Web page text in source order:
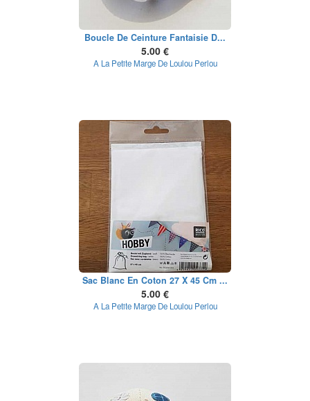
Boucle De Ceinture Fantaisie D...
5.00 €
A La Petite Marge De Loulou Perlou
Sac Blanc En Coton 27 X 45 Cm ...
5.00 €
A La Petite Marge De Loulou Perlou